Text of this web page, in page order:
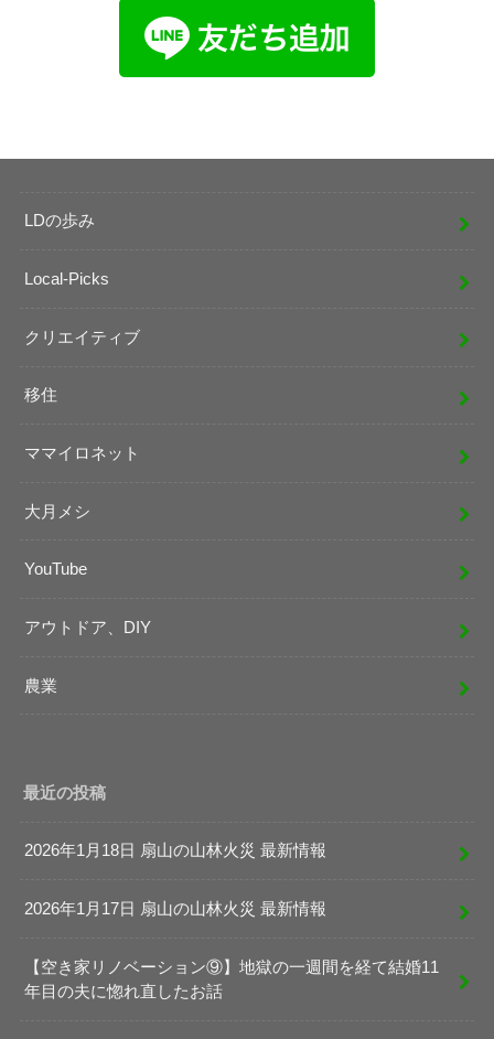
LDの歩み
Local-Picks
クリエイティブ
移住
ママイロネット
大月メシ
YouTube
アウトドア、DIY
農業
最近の投稿
2026年1月18日 扇山の山林火災 最新情報
2026年1月17日 扇山の山林火災 最新情報
【空き家リノベーション⑨】地獄の一週間を経て結婚11
年目の夫に惚れ直したお話